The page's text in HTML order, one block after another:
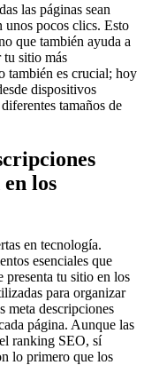
las páginas sean
unos pocos clics. Esto
que también ayuda a
tu sitio más
también es crucial; hoy
dispositivos
tamaños de
los
en tecnología.
esenciales que
tu sitio en los
para organizar
meta descripciones
página. Aunque las
ranking SEO, sí
lo primero que los